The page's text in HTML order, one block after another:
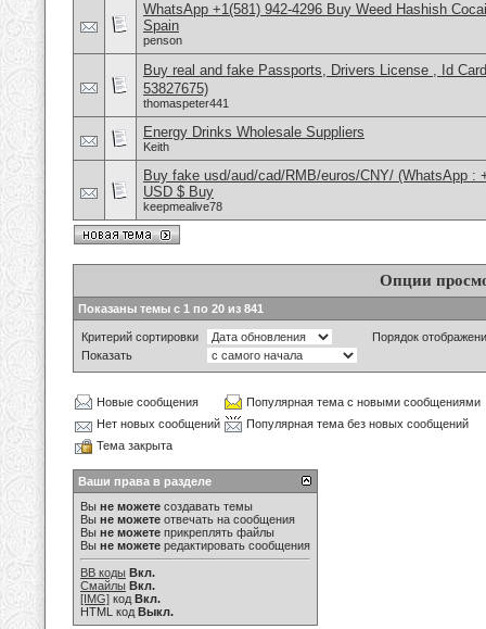
WhatsApp +1(581) 942-4296 Buy Weed Hashish
Spain
penson
Buy real and fake Passports, Drivers License , Id
53827675)
thomaspeter441
Energy Drinks Wholesale Suppliers
Keith
Buy fake usd/aud/cad/RMB/euros/CNY/ (WhatsApp :
USD $ Buy
keepmealive78
Опции
Показаны темы с 1 по 20 из 841
Критерий сортировки
Порядок
Показать
Новые сообщения
Популярная тема с новыми сообщениями
Нет новых сообщений
Популярная тема без новых сообщений
Тема закрыта
Ваши права в разделе
Вы не можете создавать темы
Вы не можете отвечать на сообщения
Вы не можете прикреплять файлы
Вы не можете редактировать сообщения
BB коды Вкл.
Смайлы Вкл.
[IMG] код Вкл.
HTML код Выкл.